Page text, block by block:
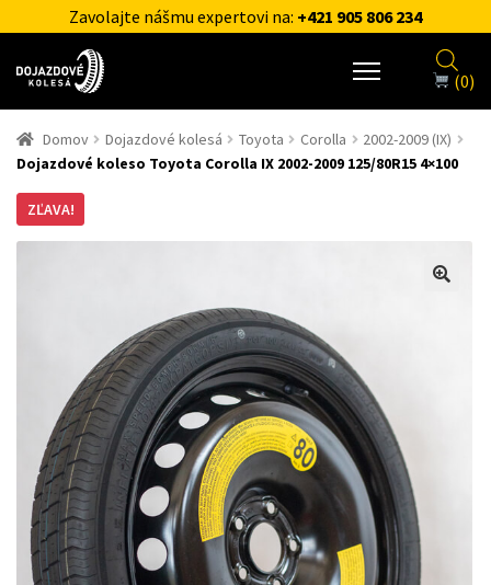
Zavolajte nášmu expertovi na: +421 905 806 234
(0)
Domov Dojazdové kolesá Toyota Corolla
2002-2009 (IX)
Dojazdové koleso Toyota Corolla IX 2002-2009 125/80R15 4×100
ZĽAVA!